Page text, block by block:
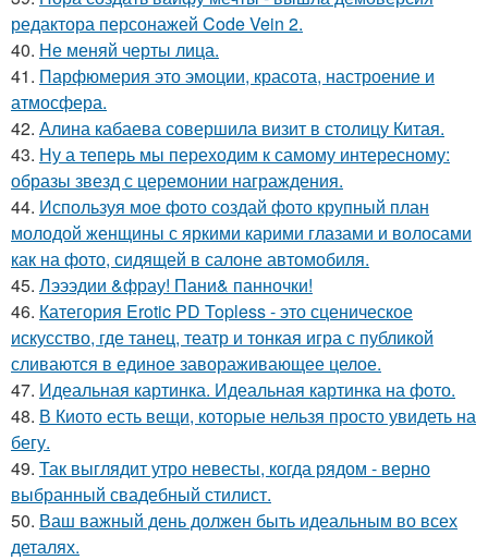
редактора персонажей Code Vein 2.
40. Не меняй черты лица.
41. Парфюмерия это эмоции, красота, настроение и
атмосфера.
42. Алина кабаева совершила визит в столицу Китая.
43. Ну а теперь мы переходим к самому интересному:
образы звезд с церемонии награждения.
44. Используя мое фото создай фото крупный план
молодой женщины с яркими карими глазами и волосами
как на фото, сидящей в салоне автомобиля.
45. Лэээдии &фрау! Пани& панночки!
46. Категория Erotic PD Topless - это сценическое
искусство, где танец, театр и тонкая игра с публикой
сливаются в единое завораживающее целое.
47. Идеальная картинка. Идеальная картинка на фото.
48. В Киото есть вещи, которые нельзя просто увидеть на
бегу.
49. Так выглядит утро невесты, когда рядом - верно
выбранный свадебный стилист.
50. Ваш важный день должен быть идеальным во всех
деталях.